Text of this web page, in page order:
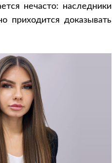
нечасто: наследники
приходится доказывать